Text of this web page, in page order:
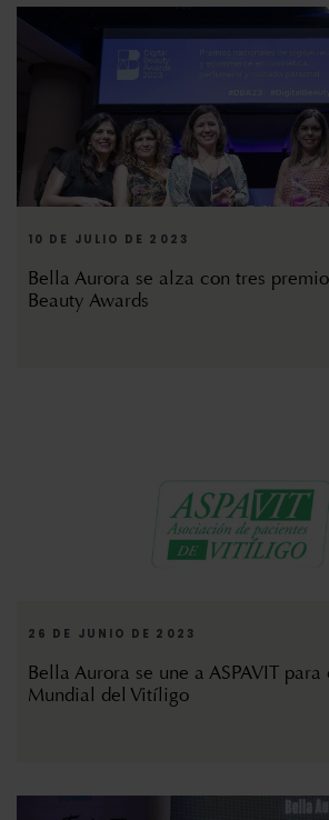
10 DE JULIO DE 2023
Bella Aurora se alza con tres
Beauty Awards
26 DE JUNIO DE 2023
Bella Aurora se une a ASPAVIT
Mundial del Vitíligo